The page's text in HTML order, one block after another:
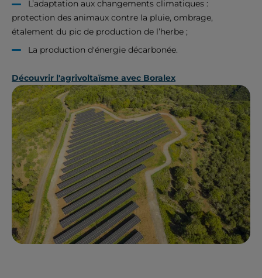
L’adaptation aux changements climatiques :
protection des animaux contre la pluie, ombrage,
étalement du pic de production de l’herbe ;
La production d'énergie décarbonée.
Découvrir l'agrivoltaïsme avec Boralex